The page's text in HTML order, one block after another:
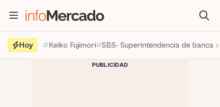
contenido
Hoy
Keiko Fujimori SBS- Superintendencia de banca
PUBLICIDAD